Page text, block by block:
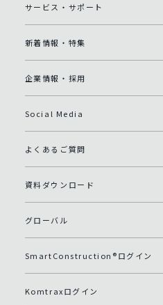
サービス・サポート
新着情報・特集
企業情報・採用
Social Media
よくあるご質問
資料ダウンロード
グローバル
SmartConstruction®ログイン
Komtraxログイン